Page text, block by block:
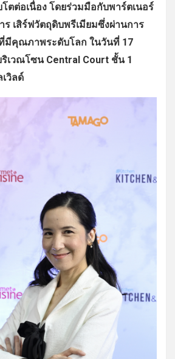
ตต่อเนื่อง โดยร่วมมือกับพาร์ตเนอร์
เสิร์ฟวัตถุดิบพรีเมียมซึ่งผ่านการ
มีคุณภาพระดับโลก ในวันที่ 17
เวณโซน Central Court ชั้น 1
วิลด์